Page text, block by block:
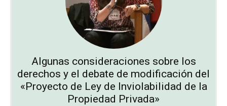
Algunas consideraciones sobre los
derechos y el debate de modificación del
«Proyecto de Ley de Inviolabilidad de la
Propiedad Privada»